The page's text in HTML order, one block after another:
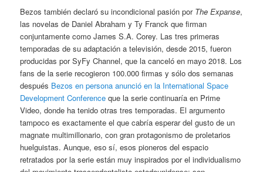
Bezos también declaró su incondicional pasión por The Expanse,
las novelas de Daniel Abraham y Ty Franck que firman
conjuntamente como James S.A. Corey. Las tres primeras
temporadas de su adaptación a televisión, desde 2015, fueron
producidas por SyFy Channel, que la canceló en mayo 2018. Los
fans de la serie recogieron 100.000 firmas y sólo dos semanas
después Bezos en persona anunció en la International Space
Development Conference que la serie continuaría en Prime
Video, donde ha tenido otras tres temporadas. El argumento
tampoco es exactamente el que cabría esperar del gusto de un
magnate multimillonario, con gran protagonismo de proletarios
huelguistas. Aunque, eso sí, esos pioneros del espacio
retratados por la serie están muy inspirados por el individualismo